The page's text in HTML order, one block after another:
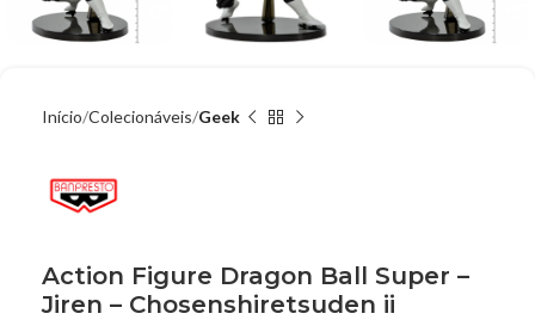
Início Colecionáveis Geek
Action Figure Dragon Ball Super –
Jiren – Chosenshiretsuden ii